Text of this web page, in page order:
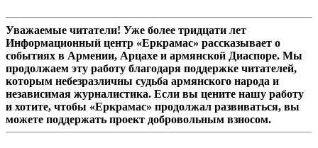
Уважаемые читатели! Уже более тридцати лет
Информационный центр «Еркрамас» рассказывает о
событиях в Армении, Арцахе и армянской Диаспоре. Мы
продолжаем эту работу благодаря поддержке читателей,
которым небезразличны судьба армянского народа и
независимая журналистика. Если вы цените нашу работу
и хотите, чтобы «Еркрамас» продолжал развиваться, вы
можете поддержать проект добровольным взносом.